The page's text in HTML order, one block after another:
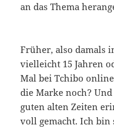
an das Thema
Früher, also damals
vielleicht 15 Jahren
Mal bei Tchibo
die Marke noch?
guten alten Zeiten
voll gemacht. Ich bin